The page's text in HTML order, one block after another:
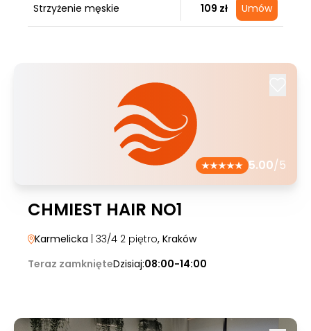
Strzyżenie męskie 109 zł Umów
5.00/5
CHMIEST HAIR NO1
Karmelicka | 33/4 2 piętro, Kraków
Teraz zamknięteDzisiaj:08:00-14:00